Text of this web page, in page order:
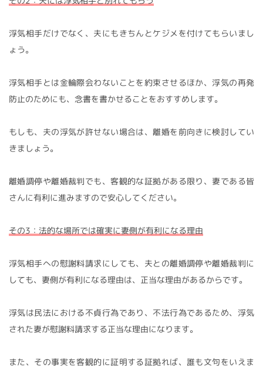
浮気相手だけでなく、夫にもきちんとケジメを付けてもらいまし
ょう。
浮気相手とは金輪際会わないことを約束させるほか、浮気の再発
防止のためにも、念書を書かせることをおすすめします。
もしも、夫の浮気が許せない場合は、離婚を前向きに検討してい
きましょう。
離婚調停や離婚裁判でも、客観的な証拠がある限り、妻である皆
さんに有利に進みますので安心してください。
その3：法的な場所では確実に妻側が有利になる理由
浮気相手への慰謝料請求にしても、夫との離婚調停や離婚裁判に
しても、妻側が有利になる理由は、正当な理由があるからです。
浮気は民法における不貞行為であり、不法行為であるため、浮気
された妻が慰謝料請求する正当な理由になります。
また、その事実を客観的に証明する証拠れば、誰も文句をいえま